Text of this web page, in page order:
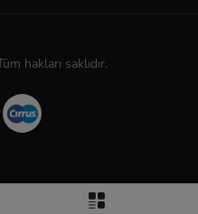
hakları saklıdır.